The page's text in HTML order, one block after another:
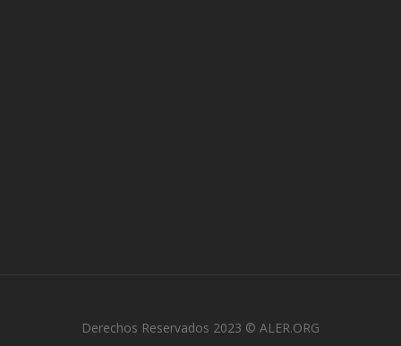
Derechos Reservados 2023 © ALER.ORG